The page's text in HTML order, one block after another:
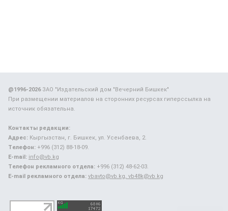
@1996-2026ЗАО "Издательский дом "Вечерний Бишкек"
При размещении материалов на сторонних ресурсах гиперссылка на
источник обязательна.
Контакты редакции:
Адрес: Кыргызстан, г. Бишкек, ул. Усенбаева, 2.
Телефон: +996 (312) 88-18-09.
E-mail: info@vb.kg
Телефон рекламного отдела: +996 (312) 48-62-03.
E-mail рекламного отдела: vbavto@vb.kg, vb48k@vb.kg